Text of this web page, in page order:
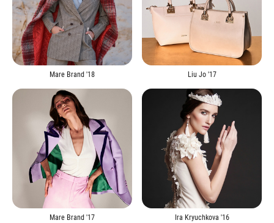
Mare Brand '18 Liu Jo '17
Mare Brand '17 Ira Kryuchkova '16